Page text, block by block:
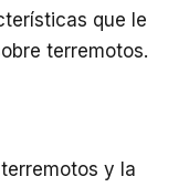
que le
terremotos.
y la